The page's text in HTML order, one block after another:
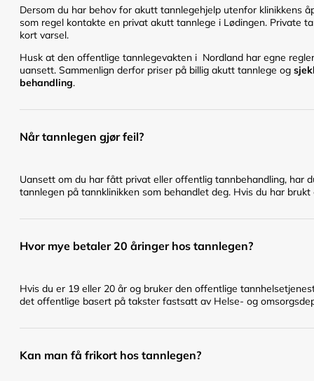
Dersom du har behov for akutt tannlegehjelp utenfor klinikkens
som regel kontakte en privat akutt tannlege i Lødingen. Private
kort varsel.
Husk at den offentlige tannlegevakten i Nordland har egne
uansett. Sammenlign derfor priser på billig akutt tannlege og
behandling.
Når tannlegen gjør feil?
Uansett om du har fått privat eller offentlig tannbehandling, har
tannlegen på tannklinikken som behandlet deg. Hvis du har
Hvor mye betaler 20 åringer hos tannlegen?
Hvis du er 19 eller 20 år og bruker den offentlige
det offentlige basert på takster fastsatt av Helse- og
Kan man få frikort hos tannlegen?